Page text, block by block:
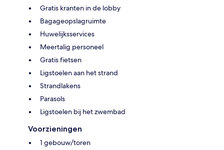
Gratis kranten in de lobby
Bagageopslagruimte
Huwelijksservices
Meertalig personeel
Gratis fietsen
Ligstoelen aan het strand
Strandlakens
Parasols
Ligstoelen bij het zwembad
Voorzieningen
1 gebouw/toren